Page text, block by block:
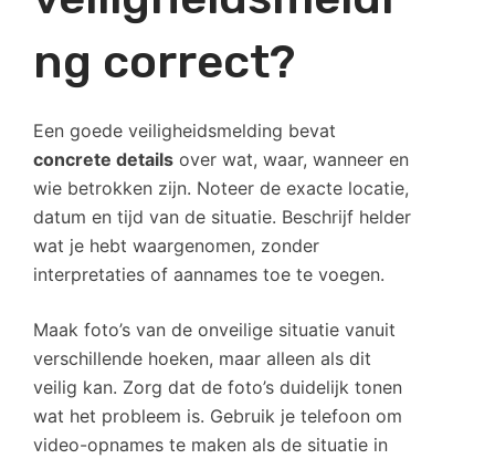
ng correct?
Een goede veiligheidsmelding bevat
concrete details over wat, waar, wanneer en
wie betrokken zijn. Noteer de exacte locatie,
datum en tijd van de situatie. Beschrijf helder
wat je hebt waargenomen, zonder
interpretaties of aannames toe te voegen.
Maak foto’s van de onveilige situatie vanuit
verschillende hoeken, maar alleen als dit
veilig kan. Zorg dat de foto’s duidelijk tonen
wat het probleem is. Gebruik je telefoon om
video-opnames te maken als de situatie in